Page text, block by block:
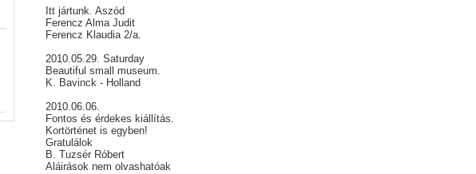
Itt jártunk. Aszód
Ferencz Alma Judit
Ferencz Klaudia 2/a.
2010.05.29. Saturday
Beautiful small museum.
K. Bavinck - Holland
2010.06.06.
Fontos és érdekes kiállítás.
Kortörténet is egyben!
Gratulálok
B. Tuzsér Róbert
Aláirások nem olvashatóak